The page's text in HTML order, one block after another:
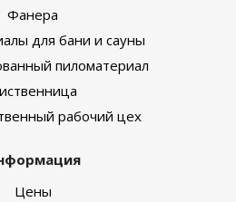
Фанера
для бани и сауны
пиломатериал
рабочий цех
Цены